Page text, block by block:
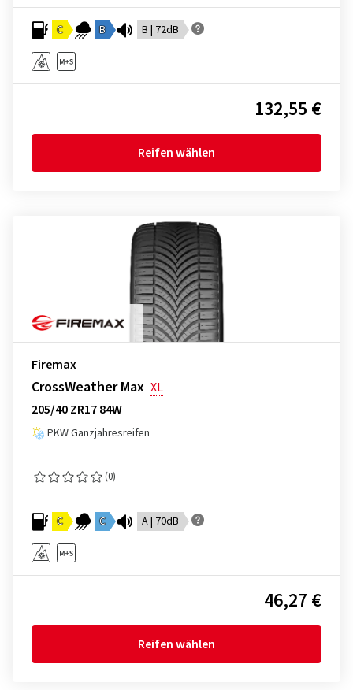
C B B | 72dB
132,55 €
Reifen wählen
Firemax
CrossWeather Max XL
205/40 ZR17 84W
PKW Ganzjahresreifen
(0)
C C A | 70dB
46,27 €
Reifen wählen